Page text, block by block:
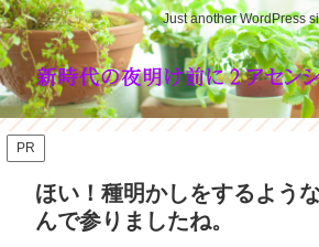
Just another WordPress
PR
ほい！種明かしをするよう
んで参りましたね。